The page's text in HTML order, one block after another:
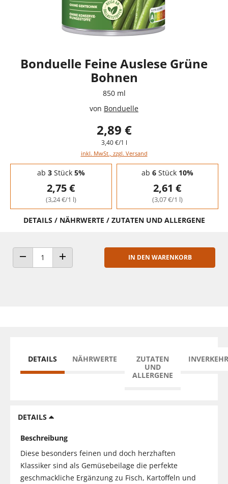
Bonduelle Feine Auslese Grüne
Bohnen
850 ml
von Bonduelle
2,89 €
3,40 €/1 l
inkl. MwSt., zzgl. Versand
Staffelpreise - Mengenrabatt
ab 3Stück 5%
2,75 €
(3,24 €/1 l)
ab 6Stück 10%
2,61 €
(3,07 €/1 l)
DETAILS / NÄHRWERTE / ZUTATEN UND ALLERGENE
ANZAHL VERRINGERNANZAHL ERHÖHEN
IN DEN WARENKORB
DETAILS NÄHRWERTE
ZUTATEN
UND
ALLERGENE
DETAILS
Beschreibung
Diese besonders feinen und doch herzhaften
Klassiker sind als Gemüsebeilage die perfekte
geschmackliche Ergänzung zu Fisch, Kartoffeln und